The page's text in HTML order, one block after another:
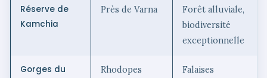
Réserve de
Kamchia
Près de Varna
Forêt alluviale,
biodiversité
exceptionnelle
Gorges du
Rhodopes
Falaises